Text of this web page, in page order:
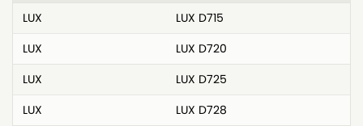
LUX
LUX D715
LUX
LUX D720
LUX
LUX D725
LUX
LUX D728